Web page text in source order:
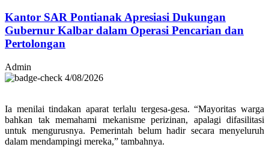
Kantor SAR Pontianak Apresiasi Dukungan
Gubernur Kalbar dalam Operasi Pencarian dan
Pertolongan
Admin
4/08/2026
Ia menilai tindakan aparat terlalu tergesa-gesa. “Mayoritas warga
bahkan tak memahami mekanisme perizinan, apalagi difasilitasi
untuk mengurusnya. Pemerintah belum hadir secara menyeluruh
dalam mendampingi mereka,” tambahnya.